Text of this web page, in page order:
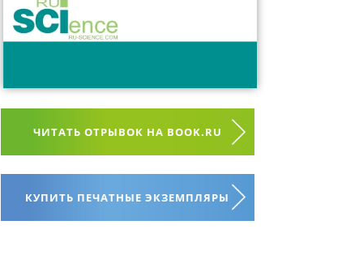
ЧИТАТЬ ОТРЫВОК НА BOOK.RU
КУПИТЬ ПЕЧАТНЫЕ ЭКЗЕМПЛЯРЫ